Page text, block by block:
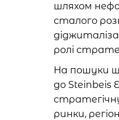
шляхом
сталого
ролі
На пошуки
до Steinbeis
ринки,